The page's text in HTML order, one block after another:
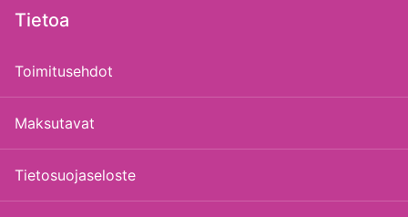
Tietoa
Toimitusehdot
Maksutavat
Tietosuojaseloste